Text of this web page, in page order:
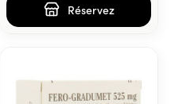
Réservez